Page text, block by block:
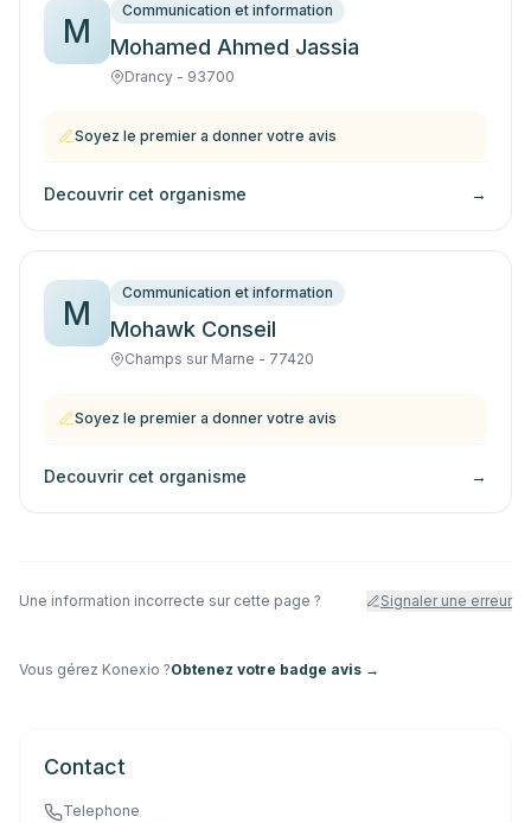
M
Communication et information
Mohamed Ahmed Jassia
Drancy - 93700
Soyez le premier a donner votre avis
Decouvrir cet organisme →
M
Communication et information
Mohawk Conseil
Champs sur Marne - 77420
Soyez le premier a donner votre avis
Decouvrir cet organisme →
Une information incorrecte sur cette page ? Signaler une erreur
Vous gérez Konexio ?Obtenez votre badge avis →
Contact
Telephone